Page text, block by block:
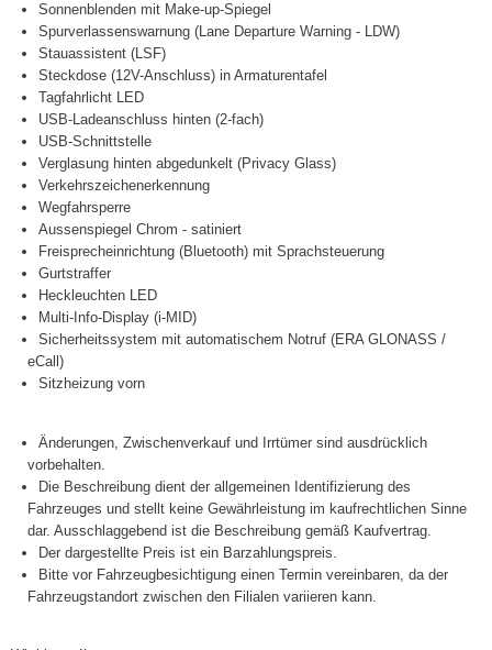
Sonnenblenden mit Make-up-Spiegel
Spurverlassenswarnung (Lane Departure Warning - LDW)
Stauassistent (LSF)
Steckdose (12V-Anschluss) in Armaturentafel
Tagfahrlicht LED
USB-Ladeanschluss hinten (2-fach)
USB-Schnittstelle
Verglasung hinten abgedunkelt (Privacy Glass)
Verkehrszeichenerkennung
Wegfahrsperre
Aussenspiegel Chrom - satiniert
Freisprecheinrichtung (Bluetooth) mit Sprachsteuerung
Gurtstraffer
Heckleuchten LED
Multi-Info-Display (i-MID)
Sicherheitssystem mit automatischem Notruf (ERA GLONASS /
eCall)
Sitzheizung vorn
Änderungen, Zwischenverkauf und Irrtümer sind ausdrücklich
vorbehalten.
Die Beschreibung dient der allgemeinen Identifizierung des
Fahrzeuges und stellt keine Gewährleistung im kaufrechtlichen Sinne
dar. Ausschlaggebend ist die Beschreibung gemäß Kaufvertrag.
Der dargestellte Preis ist ein Barzahlungspreis.
Bitte vor Fahrzeugbesichtigung einen Termin vereinbaren, da der
Fahrzeugstandort zwischen den Filialen variieren kann.